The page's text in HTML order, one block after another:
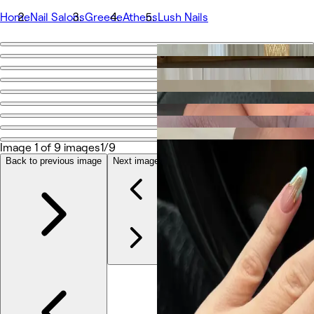
HomeNail SalonsGreeceAthensLush Nails
Go back
Lush Nails
Share
Photos
About
Services
Other
Loyalty
Image 1 of 9 images1/9
Back to previous image Next image